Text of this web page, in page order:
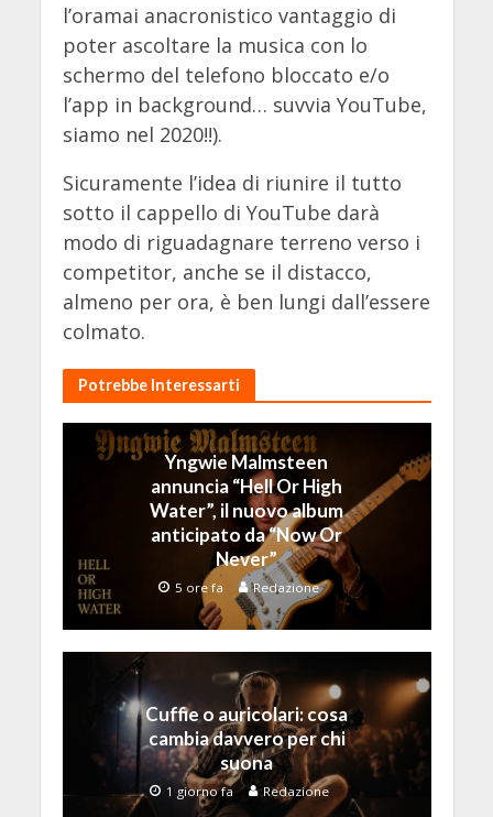
l’oramai anacronistico vantaggio di
poter ascoltare la musica con lo
schermo del telefono bloccato e/o
l’app in background… suvvia YouTube,
siamo nel 2020!!).
Sicuramente l’idea di riunire il tutto
sotto il cappello di YouTube darà
modo di riguadagnare terreno verso i
competitor, anche se il distacco,
almeno per ora, è ben lungi dall’essere
colmato.
Potrebbe Interessarti
Yngwie Malmsteen
annuncia “Hell Or High
Water”, il nuovo album
anticipato da “Now Or
Never”
5 ore fa Redazione
Cuffie o auricolari: cosa
cambia davvero per chi
suona
1 giorno fa Redazione